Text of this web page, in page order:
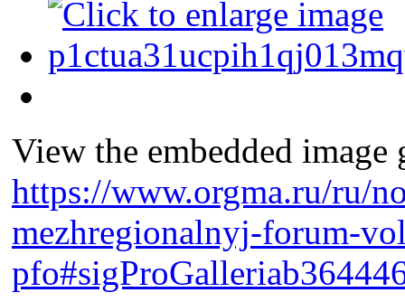
View the embedded
https://www.orgma.ru/ru/
mezhregionalnyj-forum-